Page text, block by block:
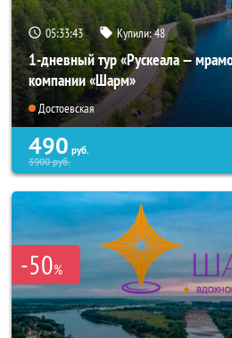
05:33:41 Купили:48
1-дневный тур «Рускеала —
компании «Шарм»
Достоевская
490 руб.
3900руб.
-50%